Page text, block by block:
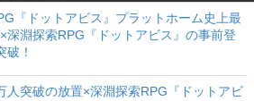
『ドットアビス』プラットホーム史上最
深淵探索RPG『ドットアビス』の事前登
破！
人突破の放置×深淵探索RPG『ドットアビ